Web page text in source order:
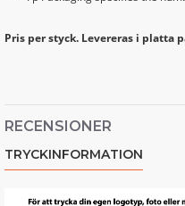
Pris per styck. Levereras i platta
RECENSIONER
TRYCKINFORMATION